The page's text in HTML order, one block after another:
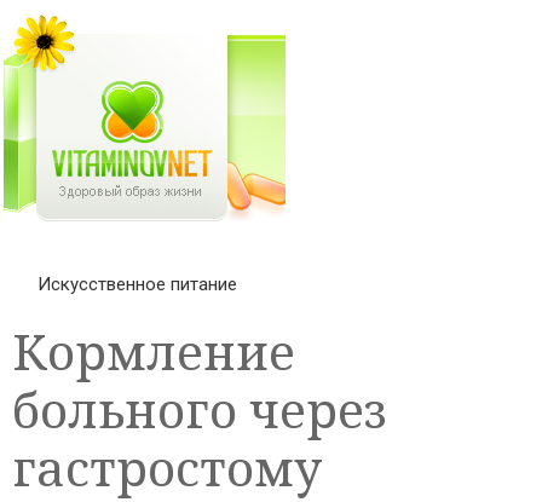
Искусственное питание
Кормление
больного через
гастростому